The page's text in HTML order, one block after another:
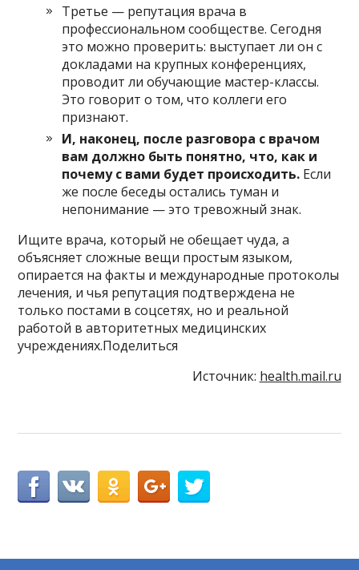
Третье — репутация врача в
профессиональном сообществе. Сегодня
это можно проверить: выступает ли он с
докладами на крупных конференциях,
проводит ли обучающие мастер-классы.
Это говорит о том, что коллеги его
признают.
И, наконец, после разговора с врачом
вам должно быть понятно, что, как и
почему с вами будет происходить. Если
же после беседы остались туман и
непонимание — это тревожный знак.
Ищите врача, который не обещает чуда, а
объясняет сложные вещи простым языком,
опирается на факты и международные протоколы
лечения, и чья репутация подтверждена не
только постами в соцсетях, но и реальной
работой в авторитетных медицинских
учреждениях.Поделиться
Источник: health.mail.ru